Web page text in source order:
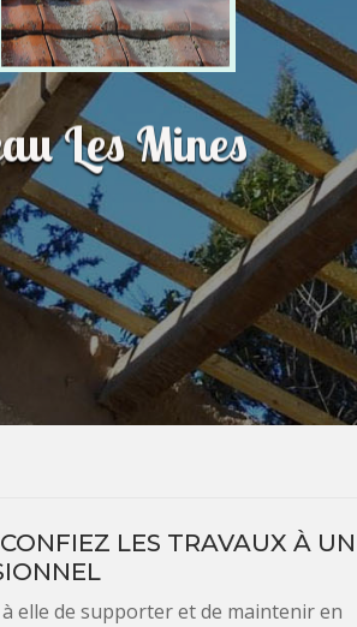
Les Mines
LES TRAVAUX À UN
elle de supporter et de maintenir en